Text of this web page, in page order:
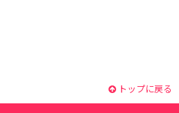
トップに戻る